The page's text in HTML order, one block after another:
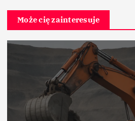
Może cię zainteresuje